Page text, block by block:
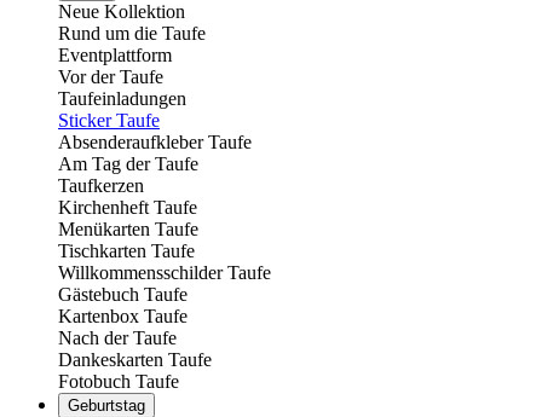
Neue Kollektion
Rund um die Taufe
Eventplattform
Vor der Taufe
Taufeinladungen
Sticker Taufe
Absenderaufkleber Taufe
Am Tag der Taufe
Taufkerzen
Kirchenheft Taufe
Menükarten Taufe
Tischkarten Taufe
Willkommensschilder Taufe
Gästebuch Taufe
Kartenbox Taufe
Nach der Taufe
Dankeskarten Taufe
Fotobuch Taufe
Geburtstag